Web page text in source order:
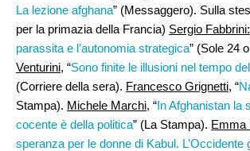
La lezione afghana” (Messaggero). Sulla
per la primazia della Francia) Sergio Fabbrini:
parassita e l’autonomia strategica” (Sole 24
Venturini, “Sono finite le illusioni nel tempo
(Corriere della sera). Francesco Grignetti, “
Stampa). Michele Marchi, “In Afghanistan la
cocente è della politica” (La Stampa). Emma
speranza per le donne di Kabul. L’Occidente